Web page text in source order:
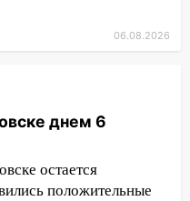
непогода: град
купить иномарку
тысяч рублей
районе
06.08.2026
днем 6
остается
положительные